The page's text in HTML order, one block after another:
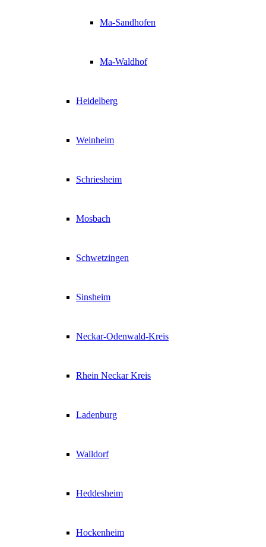
Ma-Sandhofen
Ma-Waldhof
Heidelberg
Weinheim
Schriesheim
Mosbach
Schwetzingen
Sinsheim
Neckar-Odenwald-Kreis
Rhein Neckar Kreis
Ladenburg
Walldorf
Heddesheim
Hockenheim